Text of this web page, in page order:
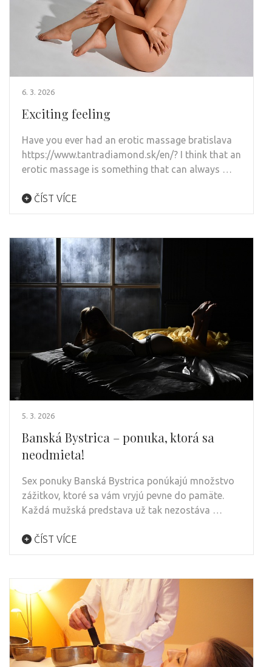
6. 3. 2026
Exciting feeling
Have you ever had an erotic massage bratislava
https://www.tantradiamond.sk/en/? I think that an
erotic massage is something that can always …
ČÍST VÍCE
5. 3. 2026
Banská Bystrica – ponuka, ktorá sa
neodmieta!
Sex ponuky Banská Bystrica ponúkajú množstvo
zážitkov, ktoré sa vám vryjú pevne do pamäte.
Každá mužská predstava už tak nezostáva …
ČÍST VÍCE